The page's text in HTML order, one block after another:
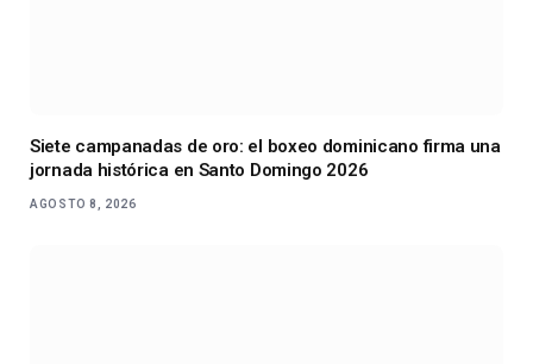
Siete campanadas de oro: el boxeo dominicano firma una
jornada histórica en Santo Domingo 2026
AGOSTO 8, 2026